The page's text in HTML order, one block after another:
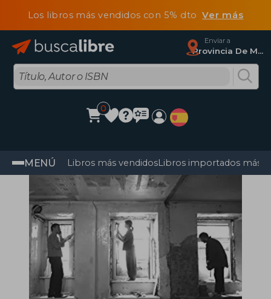
Los libros más vendidos con 5% dtoVer más
Enviar a
Provincia De Madrid
0
MENÚ Libros más vendidosLibros importados más